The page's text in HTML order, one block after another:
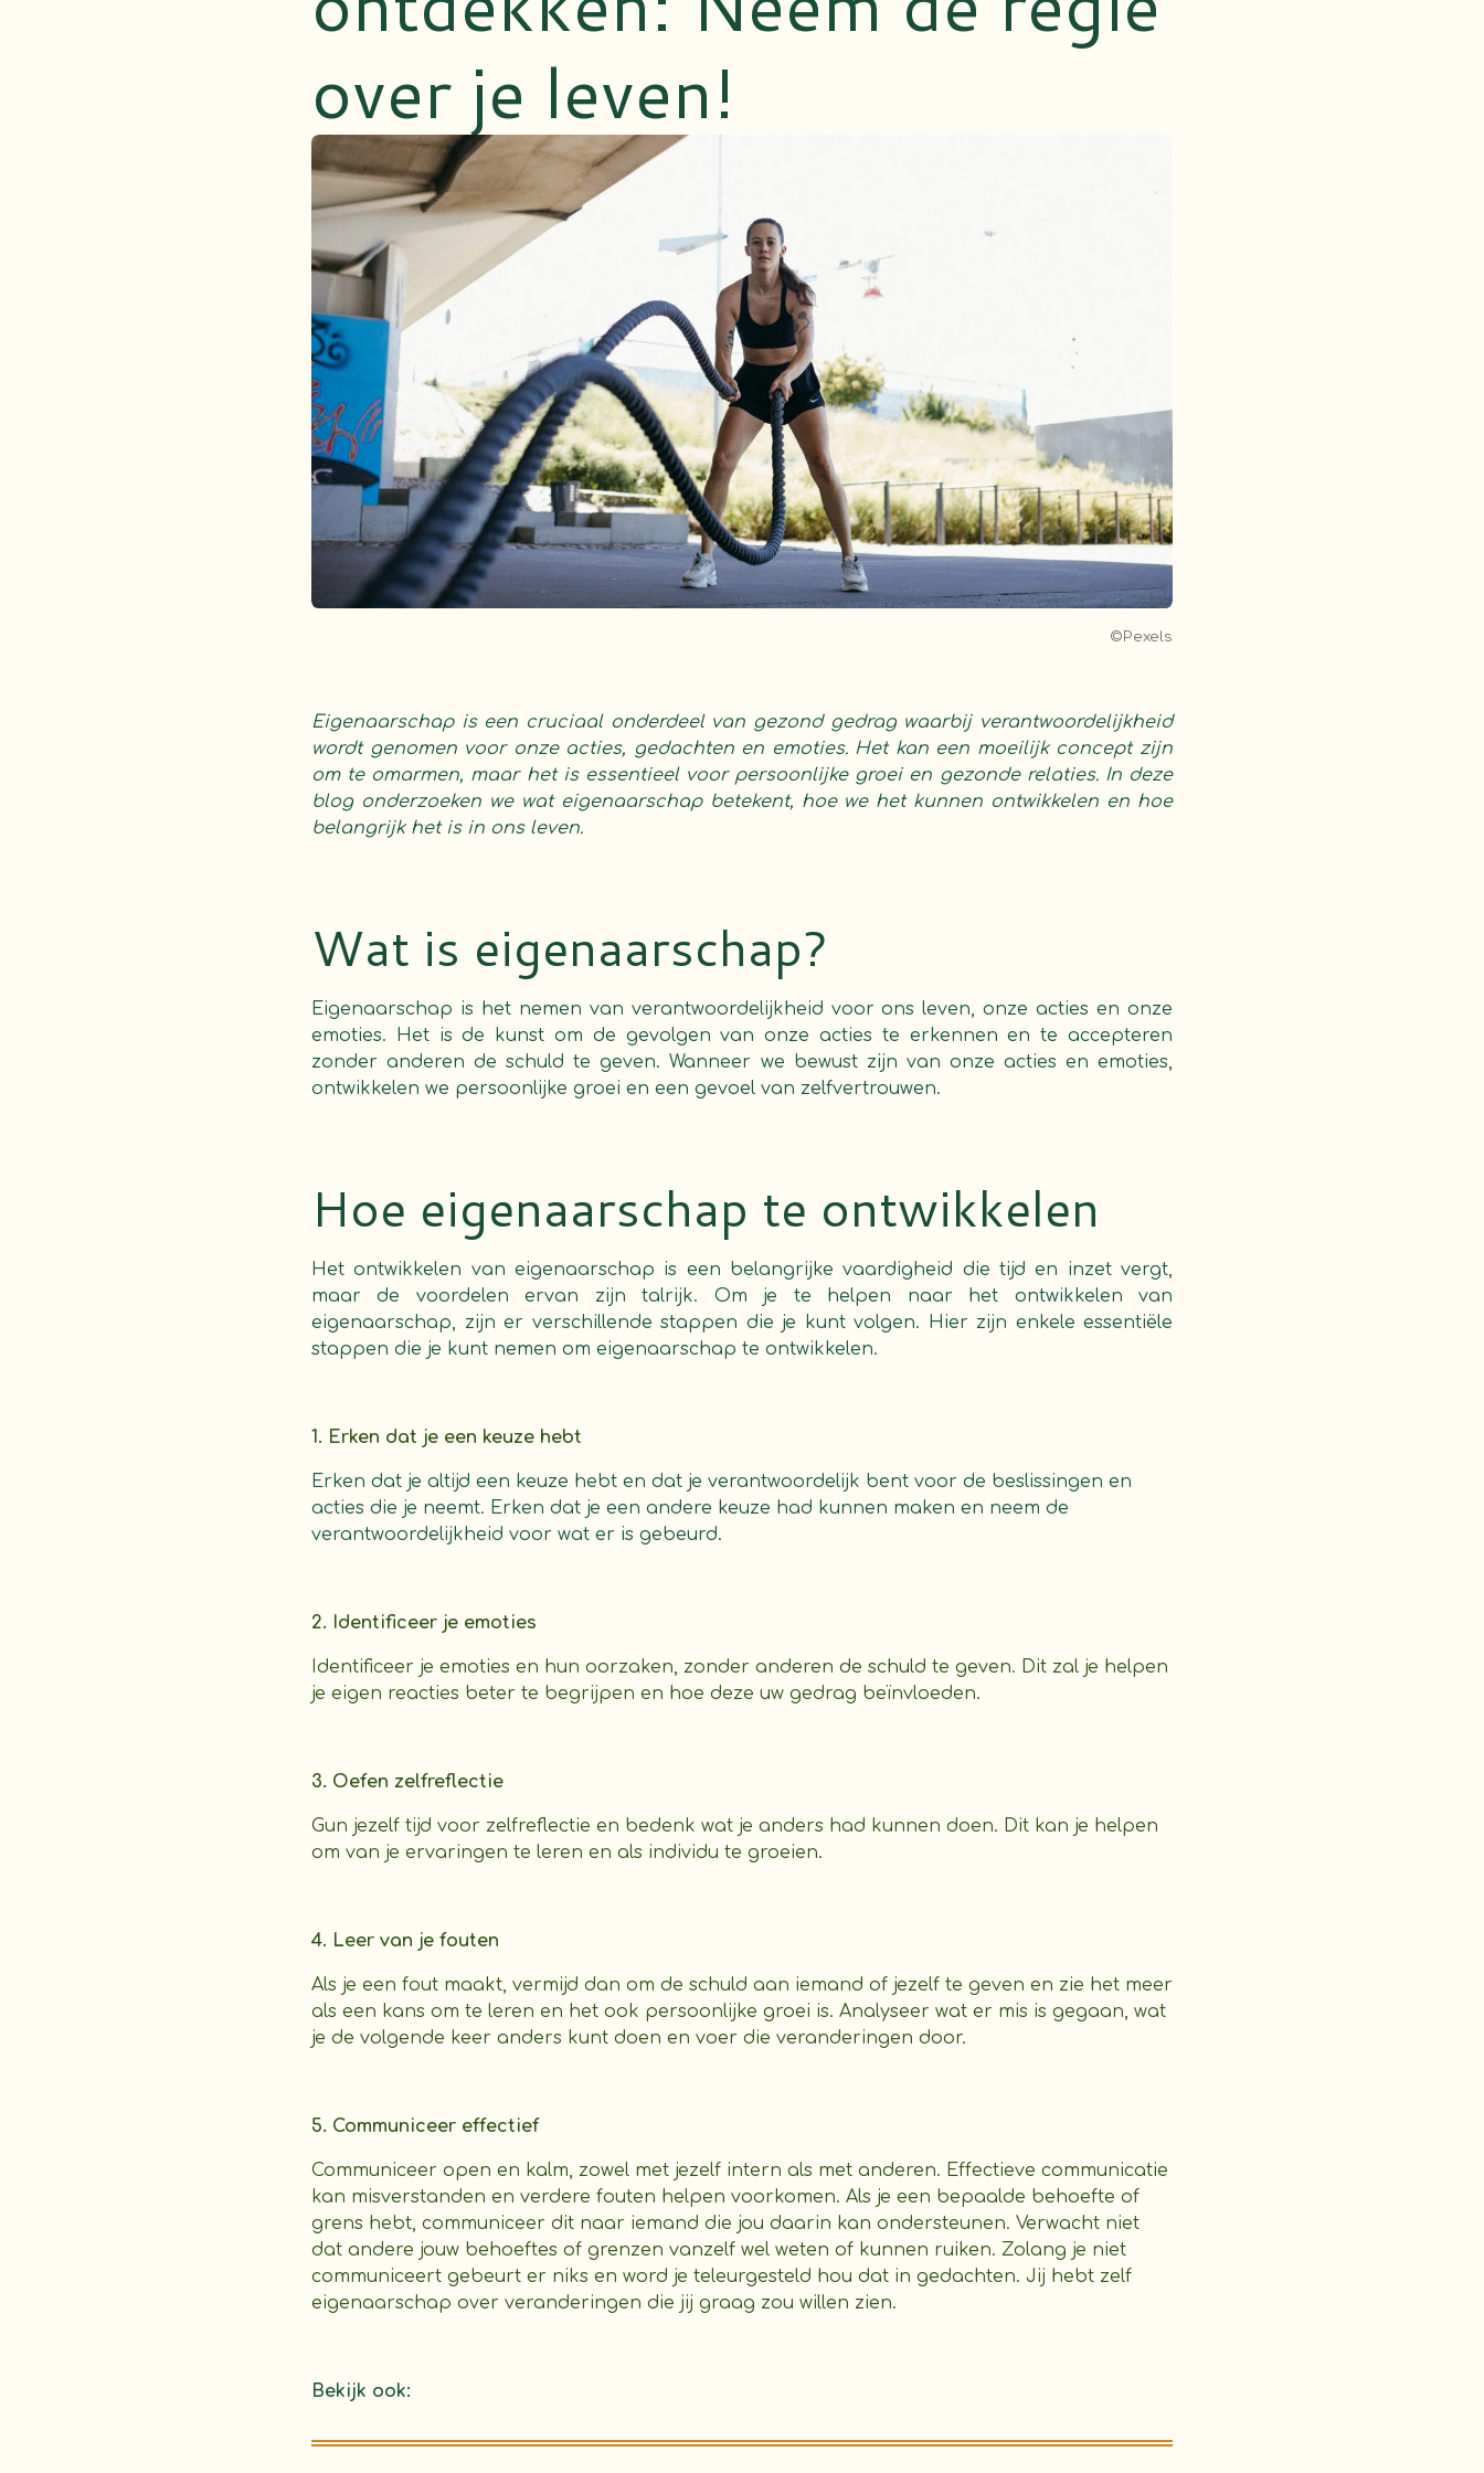
over je leven!
©Pexels
Eigenaarschap is een cruciaal onderdeel van gezond gedrag waarbij verantwoordelijkheid
wordt genomen voor onze acties, gedachten en emoties. Het kan een moeilijk concept zijn
om te omarmen, maar het is essentieel voor persoonlijke groei en gezonde relaties. In deze
blog onderzoeken we wat eigenaarschap betekent, hoe we het kunnen ontwikkelen en hoe
belangrijk het is in ons leven.
Wat is eigenaarschap?
Eigenaarschap is het nemen van verantwoordelijkheid voor ons leven, onze acties en onze
emoties. Het is de kunst om de gevolgen van onze acties te erkennen en te accepteren
zonder anderen de schuld te geven. Wanneer we bewust zijn van onze acties en emoties,
ontwikkelen we persoonlijke groei en een gevoel van zelfvertrouwen.
Hoe eigenaarschap te ontwikkelen
Het ontwikkelen van eigenaarschap is een belangrijke vaardigheid die tijd en inzet vergt,
maar de voordelen ervan zijn talrijk. Om je te helpen naar het ontwikkelen van
eigenaarschap, zijn er verschillende stappen die je kunt volgen. Hier zijn enkele essentiële
stappen die je kunt nemen om eigenaarschap te ontwikkelen.
1. Erken dat je een keuze hebt
Erken dat je altijd een keuze hebt en dat je verantwoordelijk bent voor de beslissingen en
acties die je neemt. Erken dat je een andere keuze had kunnen maken en neem de
verantwoordelijkheid voor wat er is gebeurd.
2. Identificeer je emoties
Identificeer je emoties en hun oorzaken, zonder anderen de schuld te geven. Dit zal je helpen
je eigen reacties beter te begrijpen en hoe deze uw gedrag beïnvloeden.
3. Oefen zelfreflectie
Gun jezelf tijd voor zelfreflectie en bedenk wat je anders had kunnen doen. Dit kan je helpen
om van je ervaringen te leren en als individu te groeien.
4. Leer van je fouten
Als je een fout maakt, vermijd dan om de schuld aan iemand of jezelf te geven en zie het meer
als een kans om te leren en het ook persoonlijke groei is. Analyseer wat er mis is gegaan, wat
je de volgende keer anders kunt doen en voer die veranderingen door.
5. Communiceer effectief
Communiceer open en kalm, zowel met jezelf intern als met anderen. Effectieve communicatie
kan misverstanden en verdere fouten helpen voorkomen. Als je een bepaalde behoefte of
grens hebt, communiceer dit naar iemand die jou daarin kan ondersteunen. Verwacht niet
dat andere jouw behoeftes of grenzen vanzelf wel weten of kunnen ruiken. Zolang je niet
communiceert gebeurt er niks en word je teleurgesteld hou dat in gedachten. Jij hebt zelf
eigenaarschap over veranderingen die jij graag zou willen zien.
Bekijk ook: